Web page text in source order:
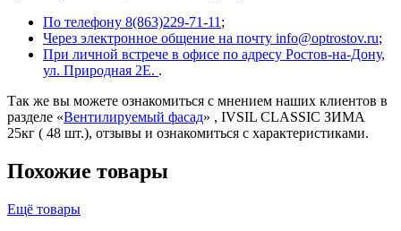
По телефону 8(863)229-71-11 ;
Через электронное общение на почту info@optrostov.ru;
При личной встрече в офисе по адресу Ростов-на-Дону,
ул. Природная 2Е. .
Так же вы можете ознакомиться с мнением наших клиентов в
разделе «Вентилируемый фасад» , IVSIL CLASSIC ЗИМА
25кг ( 48 шт.), отзывы и ознакомиться с характеристиками.
Похожие товары
Ещё товары